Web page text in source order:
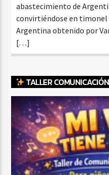
abastecimiento de
convirtiéndose en
Argentina obtenido por
[…]
TALLER